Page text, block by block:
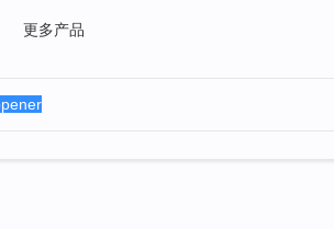
更多产品